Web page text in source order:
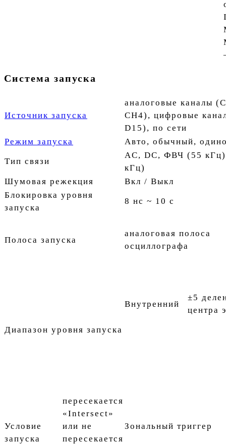
Система запуска
Источник запуска
аналоговые каналы
CH4), цифровые
D15), по сети
Режим запуска
Авто, обычный,
Тип связи
AC, DC, ФВЧ (55
кГц)
Шумовая режекция
Вкл / Выкл
Блокировка уровня
запуска
8 нс ~ 10 с
Полоса запуска
аналоговая полоса
осциллографа
Диапазон уровня запуска
Внутренний
±5
центра
Зональный триггер
Условие
запуска
пересекается
«Intersect»
или не
пересекается